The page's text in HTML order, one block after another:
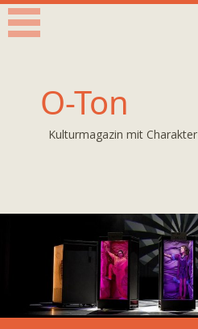
O-Ton
Kulturmagazin mit Charakter